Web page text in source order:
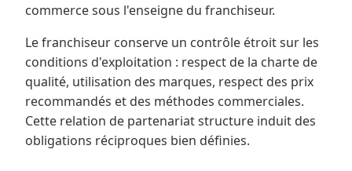
commerce sous l'enseigne du franchiseur.
Le franchiseur conserve un contrôle étroit sur les
conditions d'exploitation : respect de la charte de
qualité, utilisation des marques, respect des prix
recommandés et des méthodes commerciales.
Cette relation de partenariat structure induit des
obligations réciproques bien définies.